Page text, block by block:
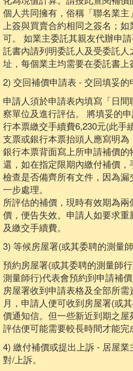
個人共同擁有，俗稱「聯名業
上簽與買賣合約相同之簽名；
可。 如業主委託其親友代辦申
託書內請列明委託人及受委託
址，每個業主均需要在委託書上
2) 交回補價申請表 - 交回填妥的
申請人須於申請表內填寫「日
察單位及進行評估。 將填妥的
行本票繳交手續費6,230元(此手
支票或銀行本票抬頭人應寫明
銀行本票背面寫上所申請補價
還，如在指定限期內繳付補價
檢查是否備齊所有文件，因為
一步處理。
所評估的補價，現時有效期為
價，便告失效。申請人如要求
及繳交手續費。
3) 等候房屋署(或其委聘的測量
預約房屋署(或其委聘的測量師
測量師行)代表會預約到申請補
房屋署收到申請表格及全部所
月，申請人便可收到房屋署(或
價通知信。但一些新近到期之
評估便可能需要較長時間才能完
4) 繳付補價或提出上訴 - 居屋
對/上訴。